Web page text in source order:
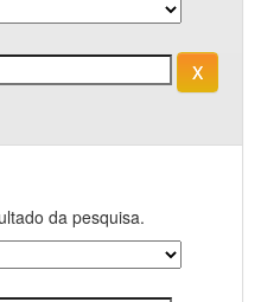
da pesquisa.